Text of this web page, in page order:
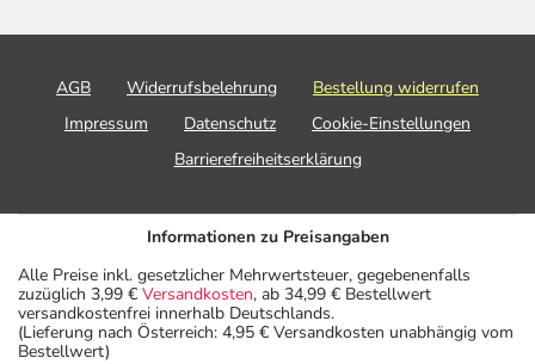
AGB Widerrufsbelehrung
Bestellung widerrufen
Impressum
Datenschutz
Cookie-Einstellungen
Barrierefreiheitserklärung
Informationen zu Preisangaben
Alle Preise inkl. gesetzlicher Mehrwertsteuer, gegebenenfalls
zuzüglich 3,99 € Versandkosten, ab 34,99 € Bestellwert
versandkostenfrei innerhalb Deutschlands.
(Lieferung nach Österreich: 4,95 € Versandkosten unabhängig vom
Bestellwert)